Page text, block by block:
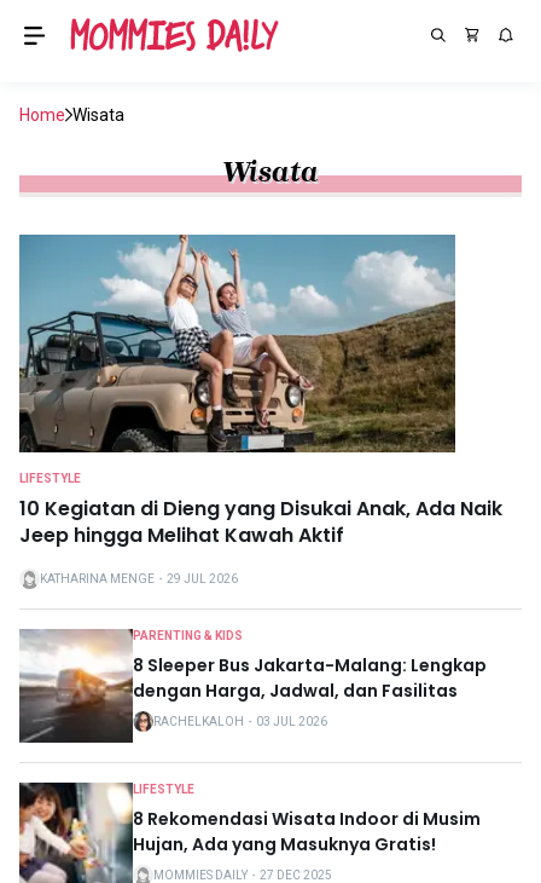
Home Wisata
Wisata
LIFESTYLE
10 Kegiatan di Dieng yang Disukai Anak, Ada Naik
Jeep hingga Melihat Kawah Aktif
KATHARINA MENGE ・ 29 JUL 2026
PARENTING & KIDS
8 Sleeper Bus Jakarta-Malang: Lengkap
dengan Harga, Jadwal, dan Fasilitas
RACHELKALOH ・ 03 JUL 2026
LIFESTYLE
8 Rekomendasi Wisata Indoor di Musim
Hujan, Ada yang Masuknya Gratis!
MOMMIES DAILY ・ 27 DEC 2025